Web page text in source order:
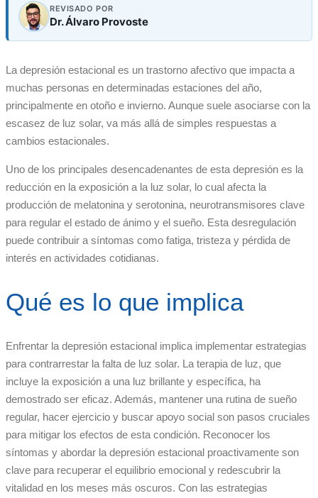
REVISADO POR
Dr. Álvaro Provoste
La depresión estacional es un trastorno afectivo que impacta a
muchas personas en determinadas estaciones del año,
principalmente en otoño e invierno. Aunque suele asociarse con la
escasez de luz solar, va más allá de simples respuestas a
cambios estacionales.
Uno de los principales desencadenantes de esta depresión es la
reducción en la exposición a la luz solar, lo cual afecta la
producción de melatonina y serotonina, neurotransmisores clave
para regular el estado de ánimo y el sueño. Esta desregulación
puede contribuir a síntomas como fatiga, tristeza y pérdida de
interés en actividades cotidianas.
Qué es lo que implica
Enfrentar la depresión estacional implica implementar estrategias
para contrarrestar la falta de luz solar. La terapia de luz, que
incluye la exposición a una luz brillante y específica, ha
demostrado ser eficaz. Además, mantener una rutina de sueño
regular, hacer ejercicio y buscar apoyo social son pasos cruciales
para mitigar los efectos de esta condición. Reconocer los
síntomas y abordar la depresión estacional proactivamente son
clave para recuperar el equilibrio emocional y redescubrir la
vitalidad en los meses más oscuros. Con las estrategias